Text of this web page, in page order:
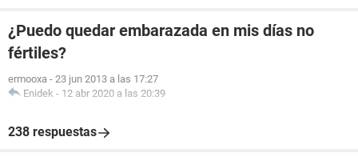
¿Puedo quedar embarazada en mis días no
fértiles?
ermooxa - 23 jun 2013 a las 17:27
Enidek - 12 abr 2020 a las 20:39
238 respuestas